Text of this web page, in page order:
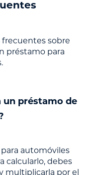
frecuentes sobre
préstamo para
un préstamo de
automóviles
calcularlo, debes
multiplicarla por el